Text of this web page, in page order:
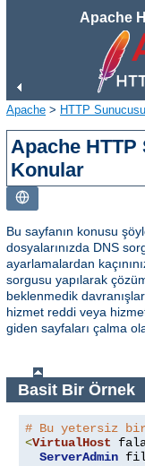
Apache
Apache > HTTP Sunucusu
Apache
Konular
Bu sayfanın konusu
dosyalarınızda DNS
ayarlamalardan
sorgusu yapılarak
beklenmedik
hizmet reddi veya
giden sayfaları çalma
Basit Bir Örnek
# Bu yetersiz bir
<VirtualHost
ServerAdmin